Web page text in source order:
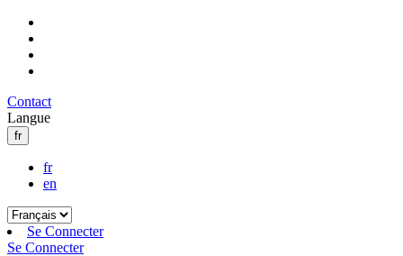
Contact
Langue
fr
fr
en
Se Connecter
Se Connecter